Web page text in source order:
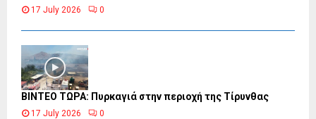
17 July 2026 0
ΒΙΝΤΕΟ ΤΩΡΑ: Πυρκαγιά στην περιοχή της Τίρυνθας
17 July 2026 0